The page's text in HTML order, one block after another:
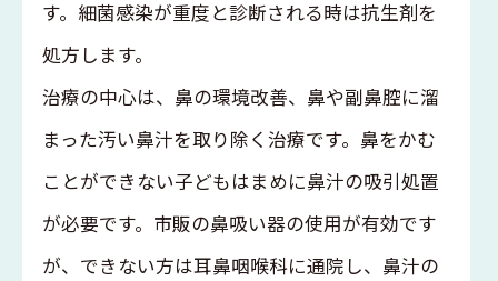
す。細菌感染が重度と診断される時は抗生剤を
処方します。
治療の中心は、鼻の環境改善、鼻や副鼻腔に溜
まった汚い鼻汁を取り除く治療です。鼻をかむ
ことができない子どもはまめに鼻汁の吸引処置
が必要です。市販の鼻吸い器の使用が有効です
が、できない方は耳鼻咽喉科に通院し、鼻汁の